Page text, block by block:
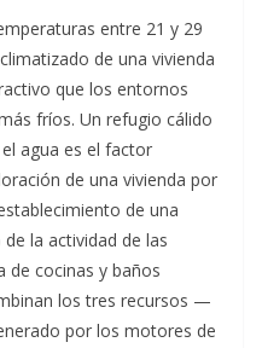
entre 21 y 29
de una vivienda
que los entornos
fríos. Un refugio cálido
agua es el factor
de una vivienda por
de una
la actividad de las
de cocinas y baños
los tres recursos —
por los motores de